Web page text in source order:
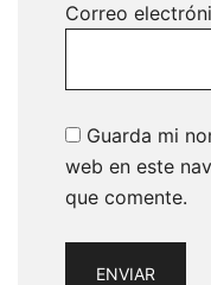
Correo
Guarda mi
web en este
que comente.